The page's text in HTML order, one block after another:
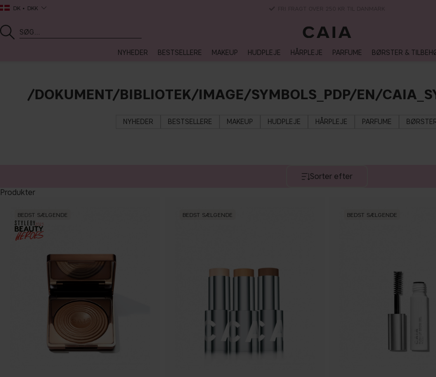
DK DKK
NYHEDER BESTSELLERE MAKEUP HUDPLEJE HÅRPLEJE PARFUME BØRSTER &
/DOKUMENT/BIBLIOTEK/IMAGE/SYMBOLS_PDP/EN/
NYHEDER BESTSELLERE MAKEUP HUDPLEJE HÅRPLEJE PARFUME
Sorter efter
Produkter
BEDST SÆLGENDE BEDST SÆLGENDE BEDST SÆLGENDE